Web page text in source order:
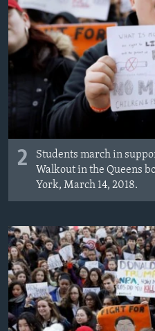
2
Students march in
Walkout in the Queens
York, March 14, 2018.